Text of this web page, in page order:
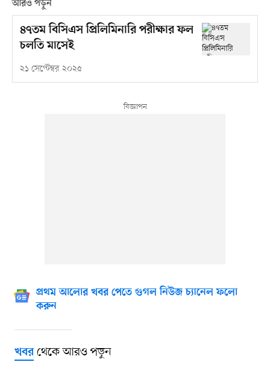
আরও পড়ুন
৪৭তম বিসিএস প্রিলিমিনারি পরীক্ষার ফল
চলতি মাসেই
২১ সেপ্টেম্বর ২০২৫
প্রথম আলোর খবর পেতে গুগল নিউজ চ্যানেল ফলো
করুন
খবরথেকে আরও পড়ুন